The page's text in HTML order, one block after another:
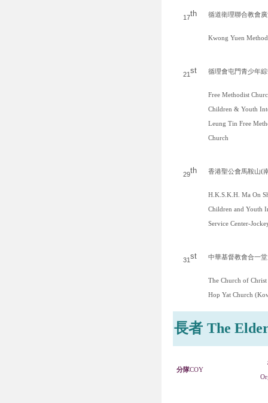
17th 循道衛理聯合教會
Kwong Yuen
21 st 循理會屯門青少年
Free Methodist
Children & Youth
Leung Tin Free
Church
29th 香港聖公會馬鞍山(
H.K.S.K.H. Ma On
Children and Youth
Service Center-
31 st 中華基督教會合一
The Church of
Hop Yat Church
長者 The
分隊COY